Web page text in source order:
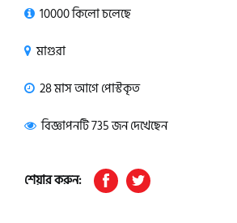
10000 কিলো চলেছে
মাগুরা
28 মাস আগে পোস্টকৃত
বিজ্ঞাপনটি 735 জন দেখেছেন
শেয়ার করুন: